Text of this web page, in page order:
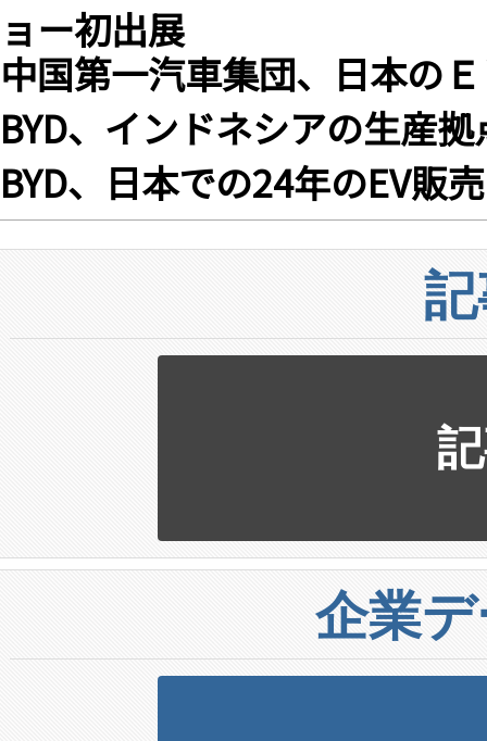
ョー初出展
中国第一汽車集団、日本の
BYD、インドネシアの生産
BYD、日本での24年のEV
企業